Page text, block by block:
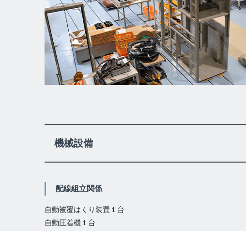
機械設備
配線組立関係
自動被覆はくり装置１台
自動圧着機１台